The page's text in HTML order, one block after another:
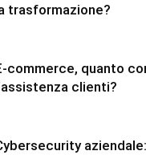
trasformazione?
commerce, quanto
clienti?